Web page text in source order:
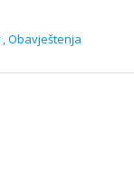
,Obavještenja